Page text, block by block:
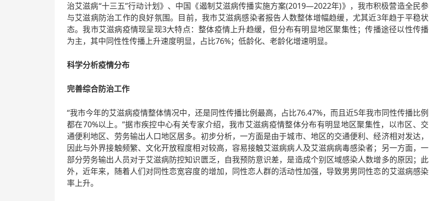
治艾滋病“十三五”行动计划》、中国《遏制艾滋病传播实施方案(2019—2022年)》，我市积极营造全民参
与艾滋病防治工作的良好氛围。目前，我市艾滋病感染者报告人数整体增幅趋缓，尤其近3年趋于平稳状
态。我市艾滋病疫情现呈现3大特点：整体疫情上升趋缓，但分布有明显地区聚集性；传播途径以性传播
为主，其中同性性传播上升速度明显，占比76%；低龄化、老龄化增速明显。
科学分析疫情分布
完善综合防治工作
“我市今年的艾滋病疫情整体情况中，还是同性传播比例最高，占比76.47%，而且近5年我市同性传播比例
都在70%以上。”据市疾控中心有关专家介绍，我市艾滋病疫情整体分布有明显地区聚集性，以市区、交
通便利地区、劳务输出人口地区居多。初步分析，一方面是由于城市、地区的交通便利、经济相对发达，
因此与外界接触频繁、文化开放程度相对较高，容易接触艾滋病病人及艾滋病病毒感染者；另一方面，一
部分劳务输出人员对于艾滋病防控知识匮乏，自我预防意识差，是造成个别区域感染人数增多的原因；此
外，近年来，随着人们对同性恋宽容度的增加，同性恋人群的活动性加强，导致男男同性恋的艾滋病感染
率上升。